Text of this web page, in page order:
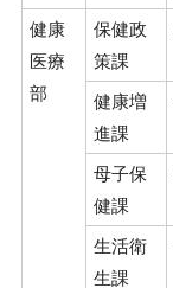
健康
医療
部
保健政
策課
健康増
進課
母子保
健課
生活衛
生課